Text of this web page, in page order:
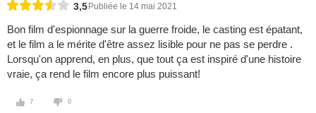
3,5 Publiée le 14 mai 2021
Bon film d'espionnage sur la guerre froide, le casting est épatant,
et le film a le mérite d'être assez lisible pour ne pas se perdre .
Lorsqu'on apprend, en plus, que tout ça est inspiré d'une histoire
vraie, ça rend le film encore plus puissant!
7 0